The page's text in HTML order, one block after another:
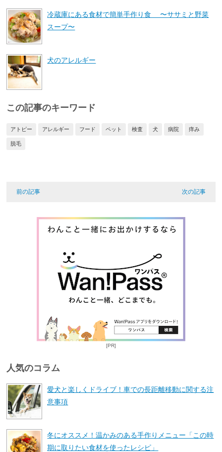
冷蔵庫にある食材で簡単手作り食 〜ササミと野菜
スープ〜
犬のアレルギー
この記事のキーワード
アトピー アレルギー フード ペット 検査 犬 病院 痒み
脱毛
前の記事 次の記事
[PR]
人気のコラム
愛犬と楽しくドライブ！車での長距離移動に関する注
意事項
冬にオススメ！温かみのある手作りメニュー「この時
期に取りたい食材を使ったレシピ」